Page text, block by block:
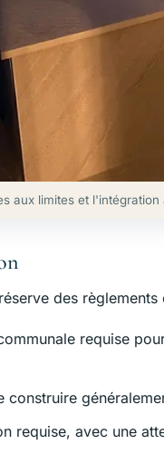
aux limites et
des règlements
requise
construire
requise, avec une